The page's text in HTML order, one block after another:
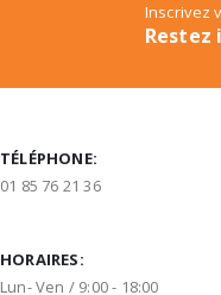
Inscrivez
TÉLÉPHONE:
01 85 76 21 36
HORAIRES:
Lun- Ven / 9:00 - 18:00